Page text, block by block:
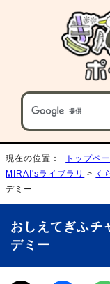
現在の位置： トップペ
MIRAI'sライブラリ > く
デミー
おしえてぎふチ
デミー